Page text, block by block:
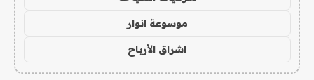
موسوعة انوار
اشراق الأرباح